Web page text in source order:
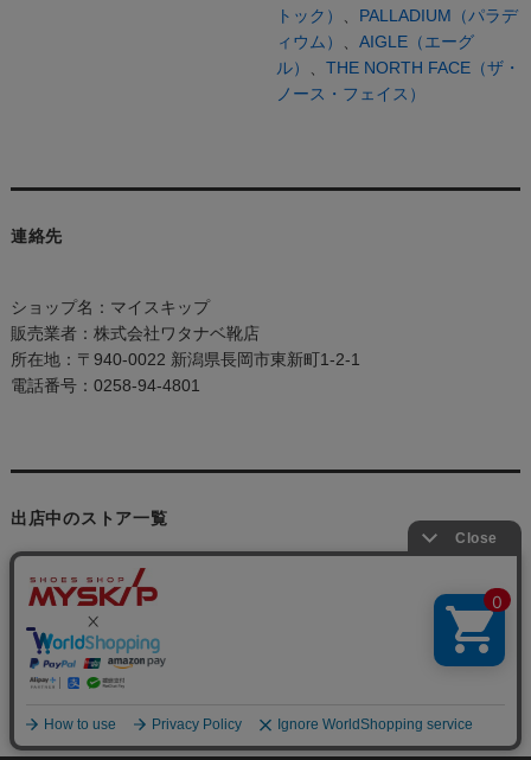
トック）
PALLADIUM（パラデ
ィウム）
AIGLE（エーグ
ル）
THE NORTH FACE（ザ・
ノース・フェイス）
連絡先
ショップ名：マイスキップ
販売業者：株式会社ワタナベ靴店
所在地：〒940-0022 新潟県長岡市東新町1-2-1
電話番号：0258-94-4801
出店中のストア一覧